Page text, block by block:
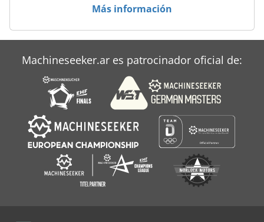
Más información
Machineseeker.ar es patrocinador oficial de: